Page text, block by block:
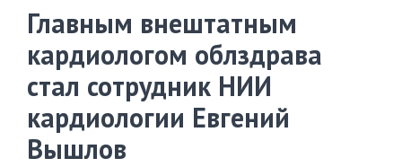
Главным внештатным
кардиологом облздрава
стал сотрудник НИИ
кардиологии Евгений
Вышлов